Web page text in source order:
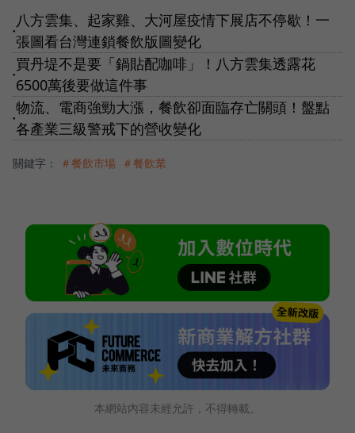
●
八方雲集、起家雞、大河屋疫情下展店不停歇！一
張圖看台灣連鎖餐飲版圖變化
●
買丹堤不是要「鍋貼配咖啡」！八方雲集透露花
6500萬後要做這件事
●
物流、電商強勁大漲，餐飲卻面臨存亡關頭！盤點
各產業三級警戒下的營收變化
關鍵字： ＃餐飲市場 ＃餐飲業
本網站內容未經允許，不得轉載。